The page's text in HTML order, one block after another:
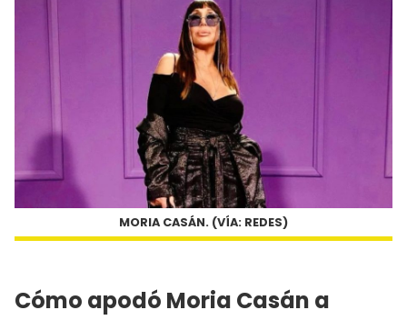
MORIA CASÁN. (VÍA: REDES)
Cómo apodó Moria Casán a